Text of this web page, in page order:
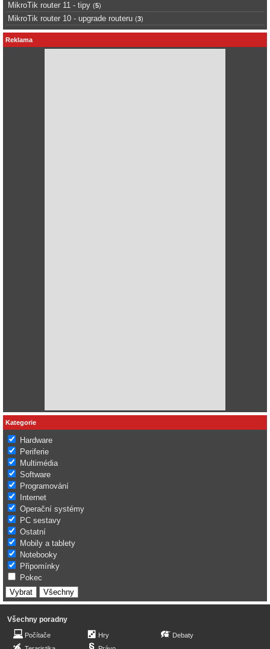
MikroTik router 11 - tipy (5)
MikroTik router 10 - upgrade routeru (3)
Reklama
Kategorie
Hardware
Periferie
Multimédia
Software
Programování
Internet
Operační systémy
PC sestavy
Ostatní
Mobily a tablety
Notebooky
Připomínky
Pokec
Všechny poradny
Počítače
Hry
Debaty